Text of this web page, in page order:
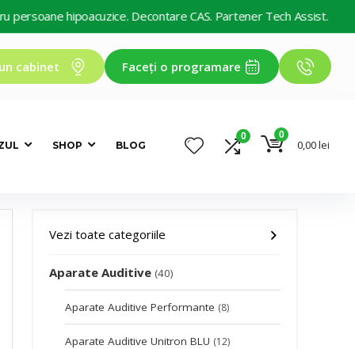
Decontare CAS. Partener Tech Assist.
cabinet Faceți o programare
SHOP BLOG
0 0
0,00lei
Vezi toate categoriile
Aparate Auditive (40)
Aparate Auditive Performante (8)
Aparate Auditive Unitron BLU (12)